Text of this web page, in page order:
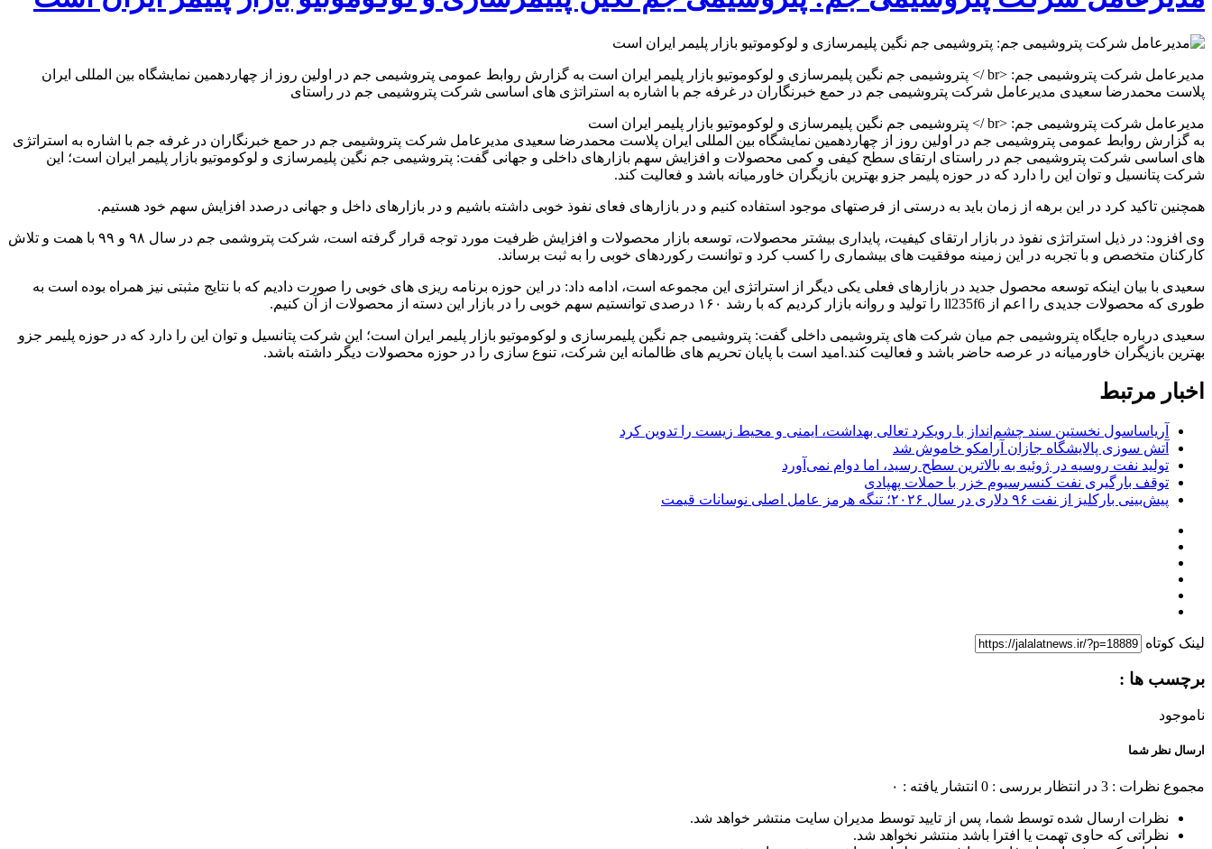
مدیرعامل شرکت پتروشیمی جم: <br /> پتروشیمی جم نگین پلیمرسازی و لوکوموتیو بازار پلیمر ایران است به گزارش روابط عمومی پتروشیمی جم در اولین روز از چهاردهمین نمایشگاه بین المللی ایران
پلاست محمدرضا سعیدی مدیرعامل شرکت پتروشیمی جم در حمع خبرنگاران در غرفه جم با اشاره به استراتژی های اساسی شرکت پتروشیمی جم در راستای
مدیرعامل شرکت پتروشیمی جم: <br /> پتروشیمی جم نگین پلیمرسازی و لوکوموتیو بازار پلیمر ایران است
به گزارش روابط عمومی پتروشیمی جم در اولین روز از چهاردهمین نمایشگاه بین المللی ایران پلاست محمدرضا سعیدی مدیرعامل شرکت پتروشیمی جم در حمع خبرنگاران در غرفه جم با اشاره به استراتژی
های اساسی شرکت پتروشیمی جم در راستای ارتقای سطح کیفی و کمی محصولات و افزایش سهم بازارهای داخلی و جهانی گفت: پتروشیمی جم نگین پلیمرسازی و لوکوموتیو بازار پلیمر ایران است؛ این
شرکت پتانسیل و توان این را دارد که در حوزه پلیمر جزو بهترین بازیگران خاورمیانه باشد و فعالیت کند.
همچنین تاکید کرد در این برهه از زمان باید به درستی از فرصتهای موجود استفاده کنیم و در بازارهای فعای نفوذ خوبی داشته باشیم و در بازارهای داخل و جهانی درصدد افزایش سهم خود هستیم.
وی افزود: در ذیل استراتژی نفوذ در بازار ارتقای کیفیت، پایداری بیشتر محصولات، توسعه بازار محصولات و افزایش ظرفیت مورد توجه قرار گرفته است، شرکت پتروشمی جم در سال ۹۸ و ۹۹ با همت و تلاش
کارکنان متخصص و با تجربه در این زمینه موفقیت های بیشماری را کسب کرد و توانست رکوردهای خوبی را به ثبت برساند.
سعیدی با بیان اینکه توسعه محصول جدید در بازارهای فعلی یکی دیگر از استراتژی این مجموعه است، ادامه داد: در این حوزه برنامه ریزی های خوبی را صورت دادیم که با نتایج مثبتی نیز همراه بوده است به
طوری که محصولات جدیدی را اعم از ll235f6 را تولید و روانه بازار کردیم که با رشد ۱۶۰ درصدی توانستیم سهم خوبی را در بازار این دسته از محصولات از آن کنیم.
سعیدی درباره جایگاه پتروشیمی جم میان شرکت های پتروشیمی داخلی گفت: پتروشیمی جم نگین پلیمرسازی و لوکوموتیو بازار پلیمر ایران است؛ این شرکت پتانسیل و توان این را دارد که در حوزه پلیمر جزو
بهترین بازیگران خاورمیانه در عرصه حاضر باشد و فعالیت کند.امید است با پایان تحریم های ظالمانه این شرکت، تنوع سازی را در حوزه محصولات دیگر داشته باشد.
اخبار مرتبط
آریاساسول نخستین سند چشم‌انداز با رویکرد تعالی بهداشت، ایمنی و محیط زیست را تدوین کرد
آتش‌ سوزی پالایشگاه جازان آرامکو خاموش شد
تولید نفت روسیه در ژوئیه به بالاترین سطح رسید، اما دوام نمی‌آورد
توقف بارگیری نفت کنسرسیوم خزر با حملات پهپادی
پیش‌بینی بارکلیز از نفت ۹۶ دلاری در سال ۲۰۲۶؛ تنگه هرمز عامل اصلی نوسانات قیمت
لینک کوتاه
برچسب ها :
ناموجود
ارسال نظر شما
مجموع نظرات : 3 در انتظار بررسی : 0 انتشار یافته : ۰
نظرات ارسال شده توسط شما، پس از تایید توسط مدیران سایت منتشر خواهد شد.
نظراتی که حاوی تهمت یا افترا باشد منتشر نخواهد شد.